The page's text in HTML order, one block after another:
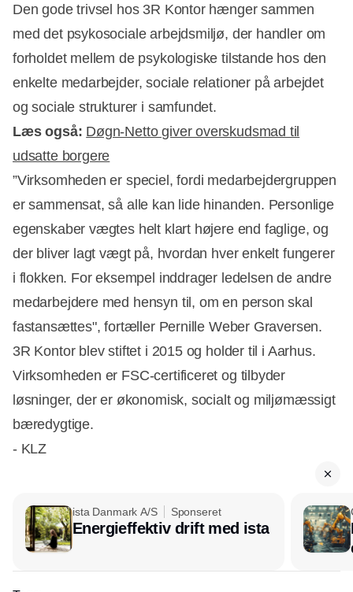
Den gode trivsel hos 3R Kontor hænger sammen
med det psykosociale arbejdsmiljø, der handler om
forholdet mellem de psykologiske tilstande hos den
enkelte medarbejder, sociale relationer på arbejdet
og sociale strukturer i samfundet.
Læs også: Døgn-Netto giver overskudsmad til
udsatte borgere
”Virksomheden er speciel, fordi medarbejdergruppen
er sammensat, så alle kan lide hinanden. Personlige
egenskaber vægtes helt klart højere end faglige, og
der bliver lagt vægt på, hvordan hver enkelt fungerer
i flokken. For eksempel inddrager ledelsen de andre
medarbejdere med hensyn til, om en person skal
fastansættes", fortæller Pernille Weber Graversen.
3R Kontor blev stiftet i 2015 og holder til i Aarhus.
Virksomheden er FSC-certificeret og tilbyder
løsninger, der er økonomisk, socialt og miljømæssigt
bæredygtige.
- KLZ
ista Danmark A/S Sponseret
Energieffektiv drift med ista